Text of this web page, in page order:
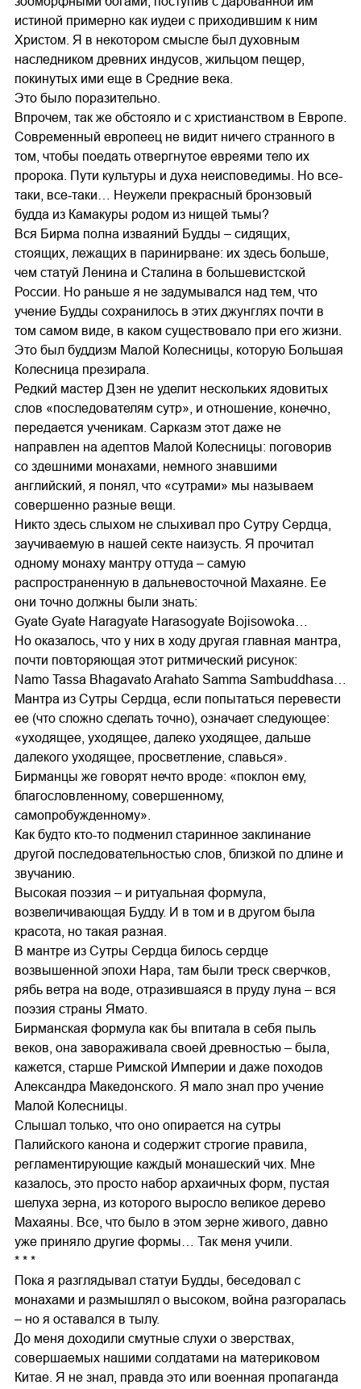
истиной примерно как иудеи с приходившим к ним
Христом. Я в некотором смысле был духовным
наследником древних индусов, жильцом пещер,
покинутых ими еще в Средние века.
Это было поразительно.
Впрочем, так же обстояло и с христианством в Европе.
Современный европеец не видит ничего странного в
том, чтобы поедать отвергнутое евреями тело их
пророка. Пути культуры и духа неисповедимы. Но все-
таки, все-таки… Неужели прекрасный бронзовый
будда из Камакуры родом из нищей тьмы?
Вся Бирма полна изваяний Будды – сидящих,
стоящих, лежащих в паринирване: их здесь больше,
чем статуй Ленина и Сталина в большевистской
России. Но раньше я не задумывался над тем, что
учение Будды сохранилось в этих джунглях почти в
том самом виде, в каком существовало при его жизни.
Это был буддизм Малой Колесницы, которую Большая
Колесница презирала.
Редкий мастер Дзен не уделит нескольких ядовитых
слов «последователям сутр», и отношение, конечно,
передается ученикам. Сарказм этот даже не
направлен на адептов Малой Колесницы: поговорив
со здешними монахами, немного знавшими
английский, я понял, что «сутрами» мы называем
совершенно разные вещи.
Никто здесь слыхом не слыхивал про Сутру Сердца,
заучиваемую в нашей секте наизусть. Я прочитал
одному монаху мантру оттуда – самую
распространенную в дальневосточной Махаяне. Ее
они точно должны были знать:
Gyate Gyate Haragyate Harasogyate Bojisowoka…
Но оказалось, что у них в ходу другая главная мантра,
почти повторяющая этот ритмический рисунок:
Namo Tassa Bhagavato Arahato Samma Sambuddhasa…
Мантра из Сутры Сердца, если попытаться перевести
ее (что сложно сделать точно), означает следующее:
«уходящее, уходящее, далеко уходящее, дальше
далекого уходящее, просветление, славься».
Бирманцы же говорят нечто вроде: «поклон ему,
благословленному, совершенному,
самопробужденному».
Как будто кто-то подменил старинное заклинание
другой последовательностью слов, близкой по длине и
звучанию.
Высокая поэзия – и ритуальная формула,
возвеличивающая Будду. И в том и в другом была
красота, но такая разная.
В мантре из Сутры Сердца билось сердце
возвышенной эпохи Нара, там были треск сверчков,
рябь ветра на воде, отразившаяся в пруду луна – вся
поэзия страны Ямато.
Бирманская формула как бы впитала в себя пыль
веков, она завораживала своей древностью – была,
кажется, старше Римской Империи и даже походов
Александра Македонского. Я мало знал про учение
Малой Колесницы.
Слышал только, что оно опирается на сутры
Палийского канона и содержит строгие правила,
регламентирующие каждый монашеский чих. Мне
казалось, это просто набор архаичных форм, пустая
шелуха зерна, из которого выросло великое дерево
Махаяны. Все, что было в этом зерне живого, давно
уже приняло другие формы… Так меня учили.
* * *
Пока я разглядывал статуи Будды, беседовал с
монахами и размышлял о высоком, война разгоралась
– но я оставался в тылу.
До меня доходили смутные слухи о зверствах,
совершаемых нашими солдатами на материковом
Китае. Я не знал, правда это или военная пропаганда